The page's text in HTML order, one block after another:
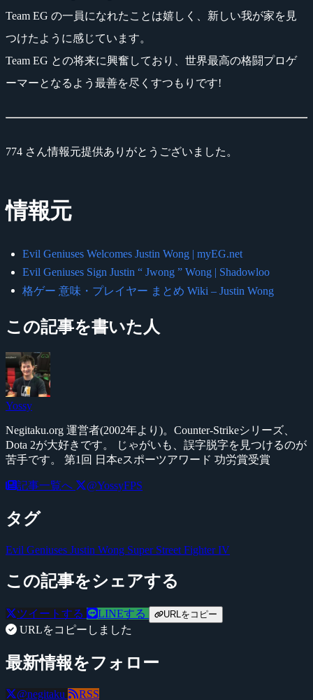
Team EG の一員になれたことは嬉しく、新しい我が家を見
つけたように感じています。
Team EG との将来に興奮しており、世界最高の格闘プロゲ
ーマーとなるよう最善を尽くすつもりです!
774 さん情報元提供ありがとうございました。
情報元
Evil Geniuses Welcomes Justin Wong | myEG.net
Evil Geniuses Sign Justin “ Jwong ” Wong | Shadowloo
格ゲー 意味・プレイヤー まとめ Wiki – Justin Wong
この記事を書いた人
Yossy
Negitaku.org 運営者(2002年より)。Counter-Strikeシリーズ、
Dota 2が大好きです。 じゃがいも、誤字脱字を見つけるのが
苦手です。 第1回 日本eスポーツアワード 功労賞受賞
記事一覧へ @YossyFPS
タグ
Evil Geniuses Justin Wong Super Street Fighter IV
この記事をシェアする
ツイートする LINEする URLをコピー
URLをコピーしました
最新情報をフォロー
@negitaku RSS